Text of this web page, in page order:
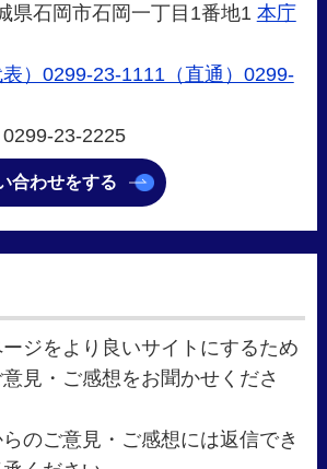
県石岡市石岡一丁目1番地1 本庁
表）0299-23-1111（直通）0299-
23-2225
合わせをする
ジをより良いサイトにするため
見・ご感想をお聞かせくださ
のご意見・ご感想には返信でき